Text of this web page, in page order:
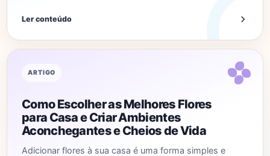
Ler conteúdo
ARTIGO
Como Escolher as Melhores Flores
para Casa e Criar Ambientes
Aconchegantes e Cheios de Vida
Adicionar flores à sua casa é uma forma simples e